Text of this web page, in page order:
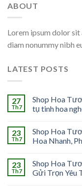
ABOUT
Lorem ipsum dolor
diam nonummy nibh
LATEST POSTS
27
Th7
Shop Hoa
tụ tinh hoa
23
Th7
Shop Hoa
Hoa Nhanh,
23
Th7
Shop Hoa
Gửi Trọn Yêu